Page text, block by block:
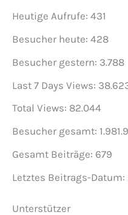
Heutige Aufrufe: 431
Besucher heute: 428
Besucher gestern: 3.788
Last 7 Days Views:
Total Views: 82.044
Besucher gesamt:
Gesamt Beiträge: 679
Letztes Beitrags-Datum:
Unterstützer